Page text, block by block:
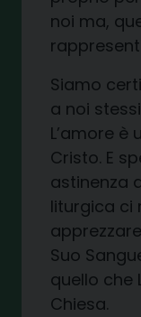
noi ma,
Siamo
a noi
L’amore è
Cristo. E
astinenza
liturgica ci
Suo
quello che
Chiesa.